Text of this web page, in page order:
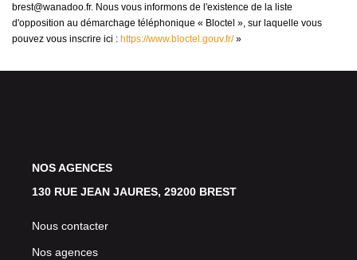
brest@wanadoo.fr. Nous vous informons de l'existence de la liste
d'opposition au démarchage téléphonique « Bloctel », sur laquelle vous
pouvez vous inscrire ici : https://www.bloctel.gouv.fr/»
NOS AGENCES
130 RUE JEAN JAURES, 29200 BREST
Nous contacter
Nos agences